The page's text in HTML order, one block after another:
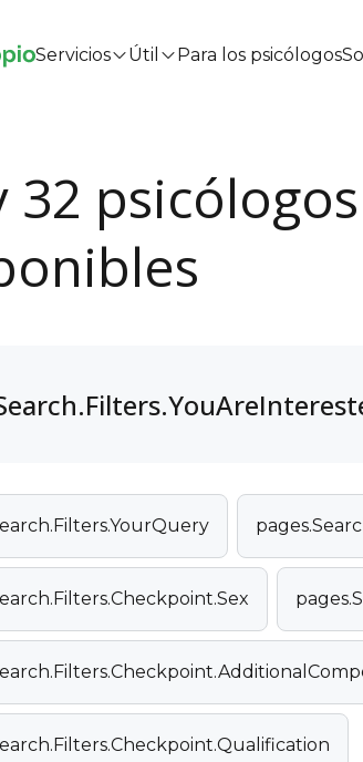
Servicios Útil Para los psicólogos
32